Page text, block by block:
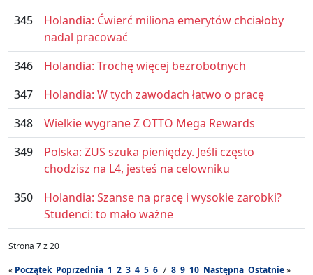
345
Holandia: Ćwierć miliona emerytów chciałoby
nadal pracować
346
Holandia: Trochę więcej bezrobotnych
347
Holandia: W tych zawodach łatwo o pracę
348
Wielkie wygrane Z OTTO Mega Rewards
349
Polska: ZUS szuka pieniędzy. Jeśli często
chodzisz na L4, jesteś na celowniku
350
Holandia: Szanse na pracę i wysokie zarobki?
Studenci: to mało ważne
Strona 7 z 20
« Początek Poprzednia 1 2 3 4 5 6 7 8 9 10 Następna Ostatnie»